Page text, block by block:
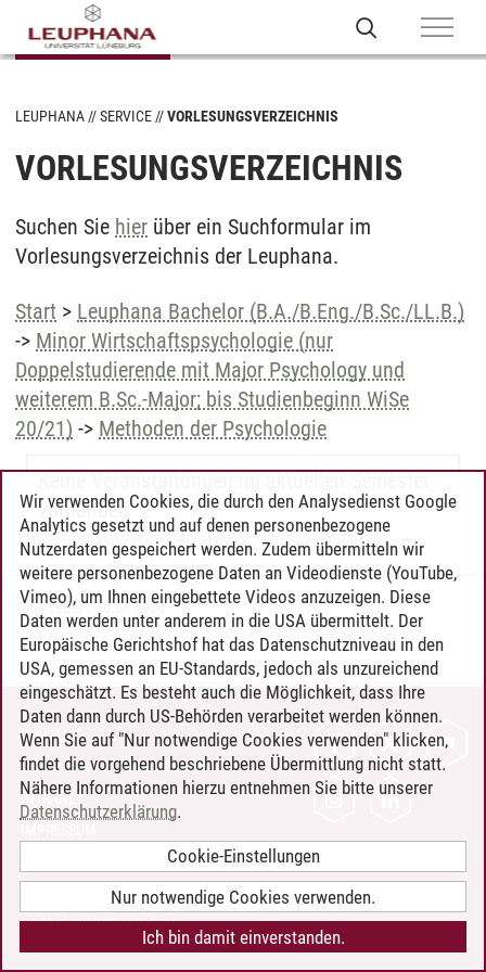
LEUPHANA SERVICE VORLESUNGSVERZEICHNIS
VORLESUNGSVERZEICHNIS
Suchen Sie hier über ein Suchformular im
Vorlesungsverzeichnis der Leuphana.
Start > Leuphana Bachelor (B.A./B.Eng./B.Sc./LL.B.)
-> Minor Wirtschaftspsychologie (nur
Doppelstudierende mit Major Psychology und
weiterem B.Sc.-Major; bis Studienbeginn WiSe
20/21) -> Methoden der Psychologie
Keine Veranstaltungen im aktuellen Semester
vorhanden
Timo Leder/30.06.2024
KONTAKT
LEUPHANA ALS ARBEITGEBER
INTRANET
BARRIEREFREIHEIT
COOKIE-EINSTELLUNGEN
Wir verwenden Cookies, die durch den Analysedienst Google
Analytics gesetzt und auf denen personenbezogene
Nutzerdaten gespeichert werden. Zudem übermitteln wir
weitere personenbezogene Daten an Videodienste (YouTube,
Vimeo), um Ihnen eingebettete Videos anzuzeigen. Diese
Daten werden unter anderem in die USA übermittelt. Der
Europäische Gerichtshof hat das Datenschutzniveau in den
USA, gemessen an EU-Standards, jedoch als unzureichend
eingeschätzt. Es besteht auch die Möglichkeit, dass Ihre
Daten dann durch US-Behörden verarbeitet werden können.
Wenn Sie auf "Nur notwendige Cookies verwenden" klicken,
findet die vorgehend beschriebene Übermittlung nicht statt.
Nähere Informationen hierzu entnehmen Sie bitte unserer
Datenschutzerklärung.
Cookie-Einstellungen
Nur notwendige Cookies verwenden.
Ich bin damit einverstanden.